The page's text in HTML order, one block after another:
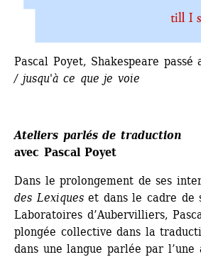
Pascal Poyet, Shakespeare
/ jusqu'à ce que je voie
Ateliers parlés de traduction
avec Pascal Poyet
Dans le prolongement de ses
des Lexiqueset dans le cadre de
Laboratoires d’Aubervilliers,
plongée collective dans la
dans une langue parlée par l’une